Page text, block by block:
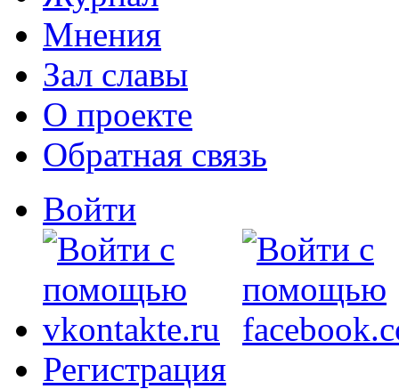
Мнения
Зал славы
О проекте
Обратная связь
Войти
Регистрация